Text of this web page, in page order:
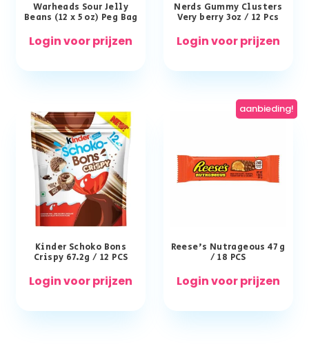
Warheads Sour Jelly
Beans (12 x 5 oz) Peg Bag
Login voor prijzen
Nerds Gummy Clusters
Very berry 3oz / 12 Pcs
Login voor prijzen
Kinder Schoko Bons
Crispy 67.2g / 12 PCS
Login voor prijzen
aanbieding!
Reese’s Nutrageous 47 g
/ 18 PCS
Login voor prijzen